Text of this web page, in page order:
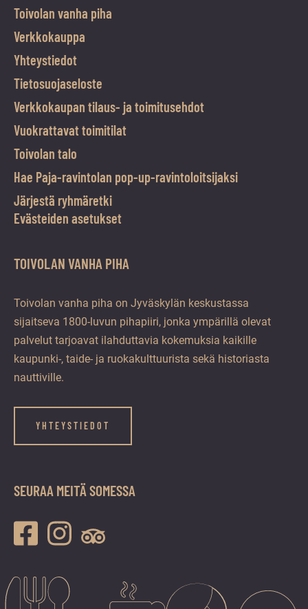
Toivolan vanha piha
Verkkokauppa
Yhteystiedot
Tietosuojaseloste
Verkkokaupan tilaus- ja toimitusehdot
Vuokrattavat toimitilat
Toivolan talo
Hae Paja-ravintolan pop-up-ravintoloitsijaksi
Järjestä ryhmäretki
Evästeiden asetukset
TOIVOLAN VANHA PIHA
Toivolan vanha piha on Jyväskylän keskustassa
sijaitseva 1800-luvun pihapiiri, jonka ympärillä olevat
palvelut tarjoavat ilahduttavia kokemuksia kaikille
kaupunki-, taide- ja ruokakulttuurista sekä historiasta
nauttiville.
YHTEYSTIEDOT
SEURAA MEITÄ SOMESSA